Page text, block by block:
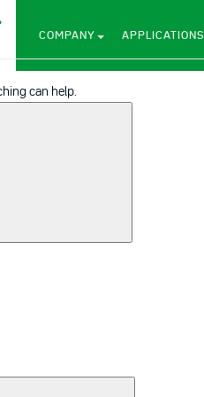
COMPANY APPLICATIONS
can help.